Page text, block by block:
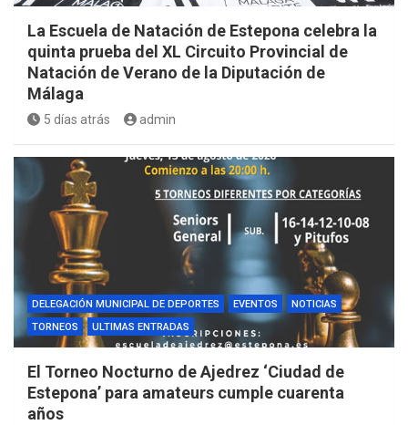
La Escuela de Natación de Estepona celebra la
quinta prueba del XL Circuito Provincial de
Natación de Verano de la Diputación de
Málaga
5 días atrás admin
DELEGACIÓN MUNICIPAL DE DEPORTES EVENTOS
NOTICIAS
TORNEOS
ULTIMAS ENTRADAS
El Torneo Nocturno de Ajedrez ‘Ciudad de
Estepona’ para amateurs cumple cuarenta
años